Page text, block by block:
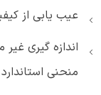
عیب یابی از
اندازه گیری
منحنی استاندارد